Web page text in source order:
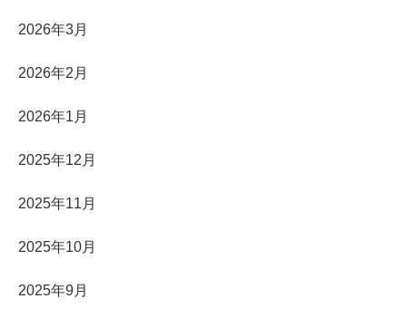
2026年3月
2026年2月
2026年1月
2025年12月
2025年11月
2025年10月
2025年9月